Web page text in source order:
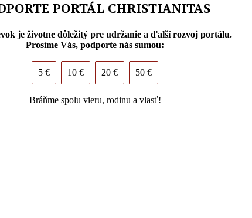
PORTÁL CHRISTIANITAS
je životne dôležitý pre udržanie a ďalší rozvoj portálu.
Prosíme Vás, podporte nás sumou:
5 € 10 € 20 € 50 €
Bráňme spolu vieru, rodinu a vlasť!